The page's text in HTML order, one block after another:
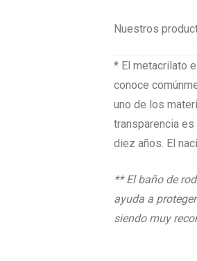
Nuestros
* El metacrilato
conoce
uno de los
transparencia
diez años. El
** El baño de
ayuda a
siendo muy